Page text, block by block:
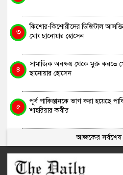
৩
কিশোর-কিশোরীদের ডিজিটাল
মোঃ ছানোয়ার হোসেন
৪
সামাজিক অবক্ষয় থেকে মুক্ত করতে
ছানোয়ার হোসেন
৫
পূর্ব পাকিস্তানকে ভাগ করা হয়েছে
শাহরিয়ার কবীর
আজকের